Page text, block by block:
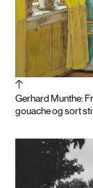
Gerhard Munthe:
gouache og sort